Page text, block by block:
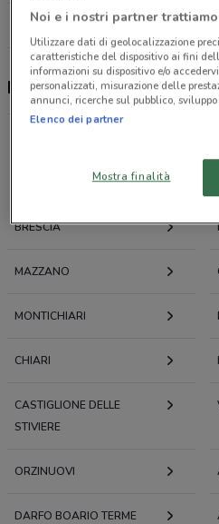
Findomestic, offerte e
Offerte volantini e cataloghi
BRESCIA
MAZZANO
MONTICHIARI
CHIARI
CASTIGLIONE DELLE
STIVIERE
ORZINUOVI
DARFO BOARIO TERME
Noi e i nostri partner
Utilizzare dati di geolocalizzazione
caratteristiche del dispositivo ai fini
informazioni su dispositivo e/o
personalizzati, misurazione delle
annunci, ricerche sul pubblico, sviluppo
Elenco dei partner
Mostra finalità